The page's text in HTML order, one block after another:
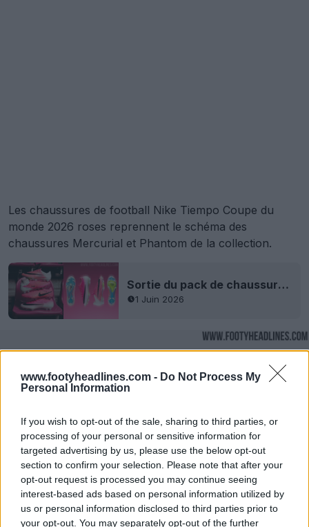
www.footyheadlines.com - Do Not Process My
Personal Information
If you wish to opt-out of the sale, sharing to third parties, or
processing of your personal or sensitive information for
targeted advertising by us, please use the below opt-out
section to confirm your selection. Please note that after your
opt-out request is processed you may continue seeing
interest-based ads based on personal information utilized by
us or personal information disclosed to third parties prior to
your opt-out. You may separately opt-out of the further
Les chaussures de football Nike Tiempo Coupe du
monde 2026 roses reprennent le schéma des
chaussures Mercurial et Phantom de la collection.
Sortie du pack de chaussures Nike « Breakout » pour la Coupe du monde 2026 – Disponible dès maintenant
1 Juin 2026